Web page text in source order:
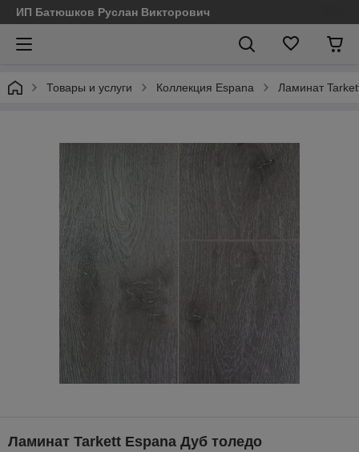
ИП Батюшков Руслан Викторович
Товары и услуги Коллекция Espana Ламинат
Ламинат Tarkett Espana Дуб толедо